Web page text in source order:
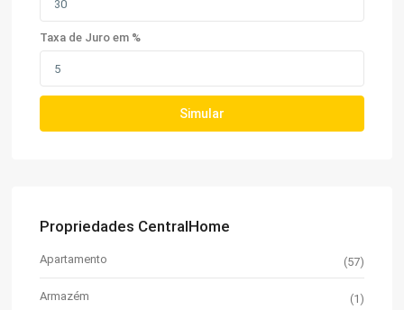
Taxa de Juro em %
Simular
Propriedades CentralHome
Apartamento (57)
Armazém (1)